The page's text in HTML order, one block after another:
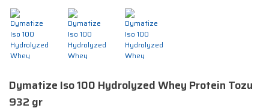
Dymatize Iso 100 Hydrolyzed Whey Protein Tozu
932 gr